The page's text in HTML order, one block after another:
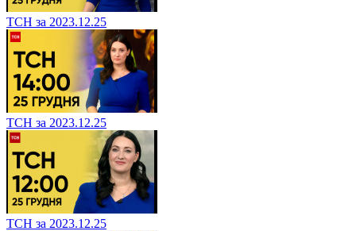
ТСН за 2023.12.25
ТСН за 2023.12.25
ТСН за 2023.12.25